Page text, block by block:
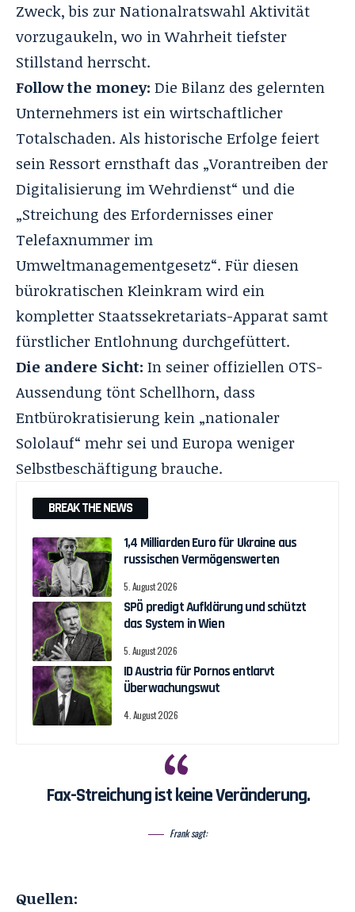
Zweck, bis zur Nationalratswahl Aktivität
vorzugaukeln, wo in Wahrheit tiefster
Stillstand herrscht.
Follow the money: Die Bilanz des gelernten
Unternehmers ist ein wirtschaftlicher
Totalschaden. Als historische Erfolge feiert
sein Ressort ernsthaft das „Vorantreiben der
Digitalisierung im Wehrdienst“ und die
„Streichung des Erfordernisses einer
Telefaxnummer im
Umweltmanagementgesetz“. Für diesen
bürokratischen Kleinkram wird ein
kompletter Staatssekretariats-Apparat samt
fürstlicher Entlohnung durchgefüttert.
Die andere Sicht: In seiner offiziellen OTS-
Aussendung tönt Schellhorn, dass
Entbürokratisierung kein „nationaler
Sololauf“ mehr sei und Europa weniger
Selbstbeschäftigung brauche.
BREAK THE NEWS
1,4 Milliarden Euro für Ukraine aus
russischen Vermögenswerten
5. August 2026
SPÖ predigt Aufklärung und schützt
das System in Wien
5. August 2026
ID Austria für Pornos entlarvt
Überwachungswut
4. August 2026
Fax-Streichung ist keine Veränderung.
Frank sagt:
Quellen: